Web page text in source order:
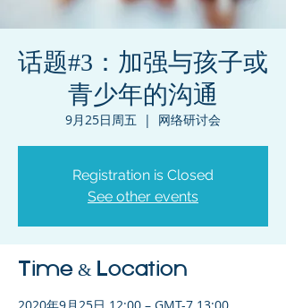
话题#3：加强与孩子或
青少年的沟通
9月25日周五
  |
网络研讨会
Registration is Closed
See other events
Time & Location
2020年9月25日 12:00 – GMT-7 13:00